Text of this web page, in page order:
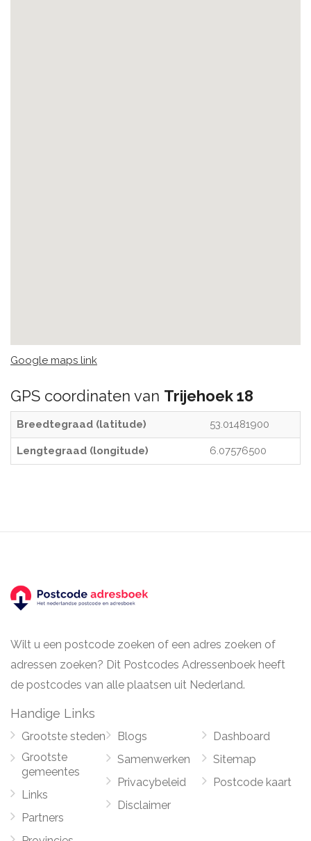
Google maps link
GPS coordinaten van Trijehoek 18
Breedtegraad (latitude) 53.01481900
Lengtegraad (longitude) 6.07576500
Wilt u een postcode zoeken of een adres zoeken of
adressen zoeken? Dit Postcodes Adressenboek heeft
de postcodes van alle plaatsen uit Nederland.
Handige Links
Grootste steden
Grootste
gemeentes
Links
Partners
Blogs
Samenwerken
Privacybeleid
Disclaimer
Dashboard
Sitemap
Postcode kaart